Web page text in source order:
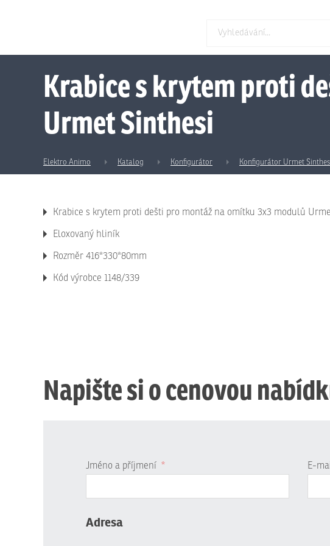
Krabice s krytem proti
Urmet Sinthesi
Elektro Animo Katalog Konfigurátor Konfigurátor Urmet
Krabice s krytem proti dešti pro montáž na omítku 3x3 modulů
Eloxovaný hliník
Rozměr 416*330*80mm
Kód výrobce 1148/339
Napište si o cenovou
Jméno a příjmení * E-
Adresa